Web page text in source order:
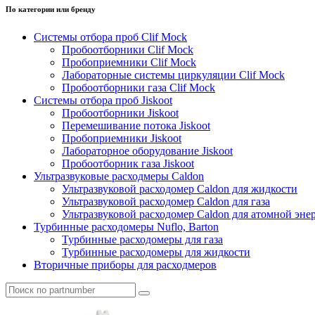
По категории или бренду
Системы отбора проб Clif Mock
Пробоотборники Clif Mock
Пробоприемники Clif Mock
Лабораторные системы циркуляции Clif Mock
Пробоотборники газа Clif Mock
Системы отбора проб Jiskoot
Пробоотборники Jiskoot
Перемешивание потока Jiskoot
Пробоприемники Jiskoot
Лабораторное оборудование Jiskoot
Пробоотборник газа Jiskoot
Ультразвуковые расходмеры Caldon
Ультразвуковой расходомер Caldon для жидкости
Ультразвуковой расходомер Caldon для газа
Ультразвуковой расходомер Caldon для атомной
Турбинные расходомеры Nuflo, Barton
Турбинные расходомеры для газа
Турбинные расходомеры для жидкости
Вторичные приборы для расходмеров